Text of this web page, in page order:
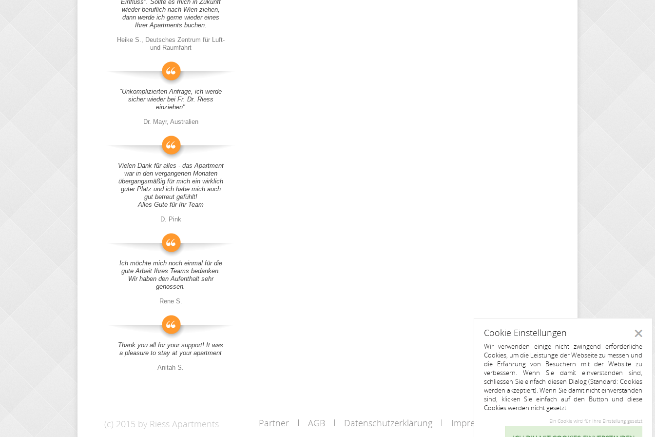
Einfluss". Sollte es mich in Zukunft
wieder beruflich nach Wien ziehen,
dann werde ich gerne wieder eines
Ihrer Apartments buchen.
Heike S., Deutsches Zentrum für Luft-
und Raumfahrt
"Unkomplizierten Anfrage, ich werde
sicher wieder bei Fr. Dr. Riess
einziehen"
Dr. Mayr, Australien
Vielen Dank für alles - das Apartment
war in den vergangenen Monaten
übergangsmäßig für mich ein wirklich
guter Platz und ich habe mich auch
gut betreut gefühlt!
Alles Gute für Ihr Team
D. Pink
Ich möchte mich noch einmal für die
gute Arbeit Ihres Teams bedanken.
Wir haben den Aufenthalt sehr
genossen.
Rene S.
Thank you all for your support! It was
a pleasure to stay at your apartment
Anitah S.
(c) 2015 by Riess Apartments Partner AGB Datenschutzerklärung Impressum Kontakt
Cookie Einstellungen
Wir verwenden einige nicht zwingend erforderliche
Cookies, um die Leistunge der Webseite zu messen und
die Erfahrung von Besuchern mit der Website zu
verbessern. Wenn Sie damit einverstanden sind,
schliessen Sie einfach diesen Dialog (Standard: Cookies
werden akzeptiert). Wenn Sie damit nicht einverstanden
sind, klicken Sie einfach auf den Button und diese
Cookies werden nicht gesetzt.
Ein Cookie wird für Ihre Einstellung gesetzt